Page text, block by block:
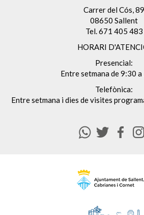
Carrer del Cós, 89
08650 Sallent
Tel.671 405 483
HORARI
Presencial:
Entre setmana de 9:30
Telefònica:
Entre setmana i dies de visites